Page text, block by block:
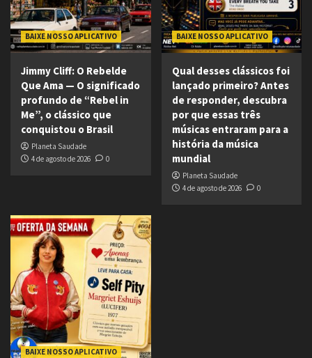
BAIXE NOSSO APLICATIVO
Jimmy Cliff: O Rebelde
Que Ama — O significado
profundo de “Rebel in
Me”, o clássico que
conquistou o Brasil
Planeta Saudade
4 de agosto de 2026
0
BAIXE NOSSO APLICATIVO
Qual desses clássicos foi
lançado primeiro? Antes
de responder, descubra
por que essas três
músicas entraram para a
história da música
mundial
Planeta Saudade
4 de agosto de 2026
0
BAIXE NOSSO APLICATIVO